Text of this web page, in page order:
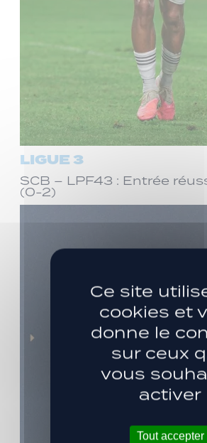
LIGUE 3
SCB – LPF43 : Entrée
(0-2)
Ce site
cookies et
donne le
sur ceux
vous
activer
Tout accepter